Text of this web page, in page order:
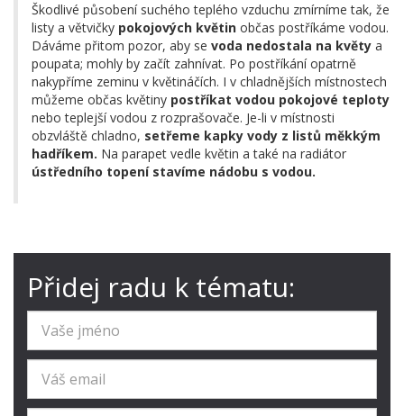
Škodlivé působení suchého teplého vzduchu zmírníme tak, že
listy a větvičky pokojových květin občas postříkáme vodou.
Dáváme přitom pozor, aby se voda nedostala na květy a
poupata; mohly by začít zahnívat. Po postříkání opatrně
nakypříme zeminu v květináčích. I v chladnějších místnostech
můžeme občas květiny postříkat vodou pokojové teploty
nebo teplejší vodou z rozprašovače. Je-li v místnosti
obzvláště chladno, setřeme kapky vody z listů měkkým
hadříkem. Na parapet vedle květin a také na radiátor
ústředního topení stavíme nádobu s vodou.
Přidej radu k tématu: